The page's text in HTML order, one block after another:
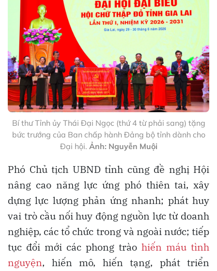
Bí thư Tỉnh ủy Thái Đại Ngọc (thứ 4 từ phải sang) tặng
bức trướng của Ban chấp hành Đảng bộ tỉnh dành cho
Đại hội. Ảnh: Nguyễn Muội
Phó Chủ tịch UBND tỉnh cũng đề nghị Hội
nâng cao năng lực ứng phó thiên tai, xây
dựng lực lượng phản ứng nhanh; phát huy
vai trò cầu nối huy động nguồn lực từ doanh
nghiệp, các tổ chức trong và ngoài nước; tiếp
tục đổi mới các phong trào hiến máu tình
nguyện, hiến mô, hiến tạng, phát triển